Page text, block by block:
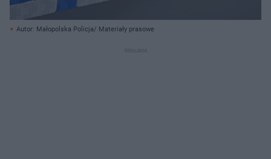
Autor: Małopolska Policja/ Materiały prasowe